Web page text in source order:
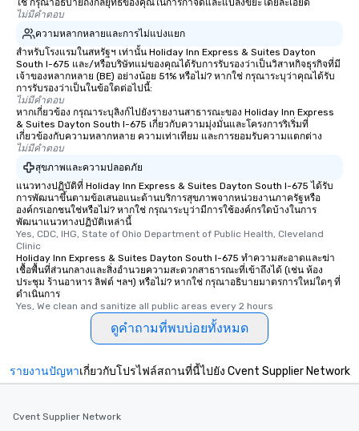
ใช่ กรุณาอธิบายถึงกลยุทธ์ของคุณในการกำจัดและแปลงขยะโดยละเอียด
ไม่มีคำตอบ
ความหลากหลายและการไม่แบ่งแยก
สำหรับโรงแรมในสหรัฐฯ เท่านั้น Holiday Inn Express & Suites Dayton
South I-675 และ/หรือบริษัทแม่ของคุณได้รับการรับรองว่าเป็นวิสาหกิจธุรกิจที่มี
เจ้าของหลากหลาย (BE) อย่างน้อย 51% หรือไม่? หากใช่ กรุณาระบุว่าคุณได้รับ
การรับรองว่าเป็นในข้อใดต่อไปนี้:
ไม่มีคำตอบ
หากเกี่ยวข้อง กรุณาระบุลิงก์ไปยังรายงานสาธารณะของ Holiday Inn Express
& Suites Dayton South I-675 เกี่ยวกับความมุ่งมั่นและโครงการริเริ่มที่
เกี่ยวข้องกับความหลากหลาย ความเท่าเทียม และการยอมรับความแตกต่าง
ไม่มีคำตอบ
สุขภาพและความปลอดภัย
แนวทางปฏิบัติที่ Holiday Inn Express & Suites Dayton South I-675 ได้รับ
การพัฒนาขึ้นตามข้อเสนอแนะด้านบริการสุขภาพจากหน่วยงานภาครัฐหรือ
องค์กรเอกชนใช่หรือไม่? หากใช่ กรุณาระบุว่ามีการใช้องค์กรใดบ้างในการ
พัฒนาแนวทางปฏิบัติเหล่านี้
Yes, CDC, IHG, State of Ohio Department of Public Health, Cleveland
Clinic
Holiday Inn Express & Suites Dayton South I-675 ทำความสะอาดและฆ่า
เชื้อพื้นที่ส่วนกลางและสิ่งอำนวยความสะดวกสาธารณะที่เข้าถึงได้ (เช่น ห้อง
ประชุม ร้านอาหาร ลิฟต์ ฯลฯ) หรือไม่? หากใช่ กรุณาอธิบายมาตรการใหม่ใดๆ ที่
ดำเนินการ
Yes, We clean and sanitize all public areas every 2 hours
ดูคำถามที่พบบ่อยทั้งหมด
รายงานปัญหาเกี่ยวกับโปรไฟล์สถานที่นี้ไปยัง Cvent Supplier Network
Cvent Supplier Network